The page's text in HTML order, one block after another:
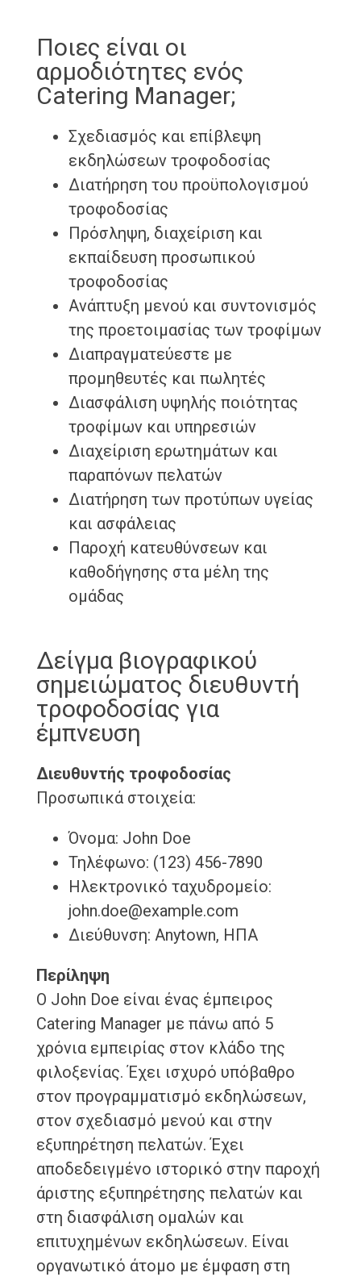
Ποιες είναι οι
αρμοδιότητες ενός
Catering Manager;
Σχεδιασμός και επίβλεψη
εκδηλώσεων τροφοδοσίας
Διατήρηση του προϋπολογισμού
τροφοδοσίας
Πρόσληψη, διαχείριση και
εκπαίδευση προσωπικού
τροφοδοσίας
Ανάπτυξη μενού και συντονισμός
της προετοιμασίας των τροφίμων
Διαπραγματεύεστε με
προμηθευτές και πωλητές
Διασφάλιση υψηλής ποιότητας
τροφίμων και υπηρεσιών
Διαχείριση ερωτημάτων και
παραπόνων πελατών
Διατήρηση των προτύπων υγείας
και ασφάλειας
Παροχή κατευθύνσεων και
καθοδήγησης στα μέλη της
ομάδας
Δείγμα βιογραφικού
σημειώματος διευθυντή
τροφοδοσίας για
έμπνευση
Διευθυντής τροφοδοσίας
Προσωπικά στοιχεία:
Όνομα: John Doe
Τηλέφωνο: (123) 456-7890
Ηλεκτρονικό ταχυδρομείο:
john.doe@example.com
Διεύθυνση: Anytown, ΗΠΑ
Περίληψη
Ο John Doe είναι ένας έμπειρος
Catering Manager με πάνω από 5
χρόνια εμπειρίας στον κλάδο της
φιλοξενίας. Έχει ισχυρό υπόβαθρο
στον προγραμματισμό εκδηλώσεων,
στον σχεδιασμό μενού και στην
εξυπηρέτηση πελατών. Έχει
αποδεδειγμένο ιστορικό στην παροχή
άριστης εξυπηρέτησης πελατών και
στη διασφάλιση ομαλών και
επιτυχημένων εκδηλώσεων. Είναι
οργανωτικό άτομο με έμφαση στη